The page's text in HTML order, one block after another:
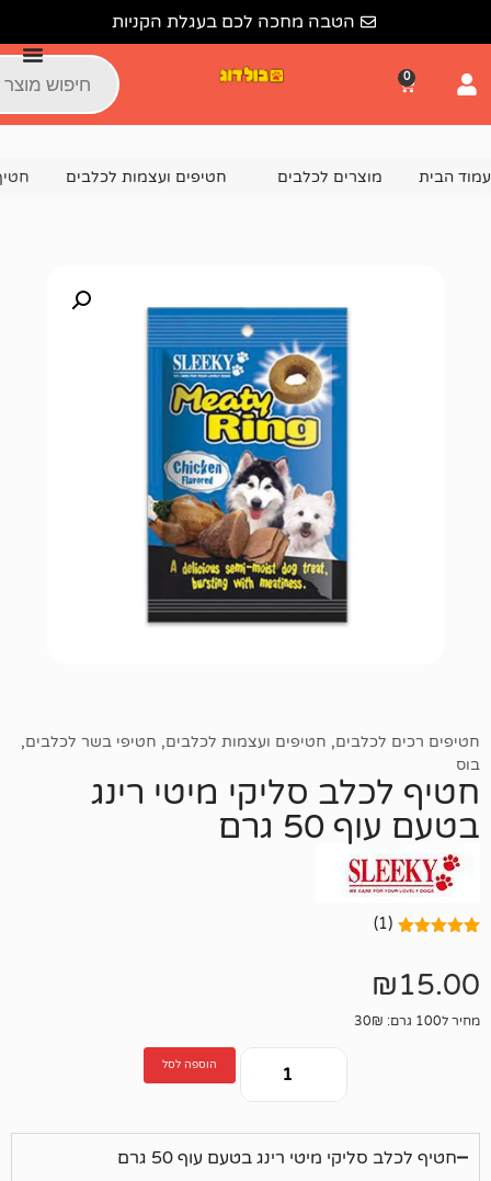
הטבה מחכה לכם בעגלת הקניות
לכלבים חטיפים ועצמות לכלבים חטיף לכלב סליקי מיטי
,חטיפים ועצמות לכלבים,חטיפי בשר לכלבים,
סליקי מיטי רינג
גרם
הוספה לסל
מיטי רינג בטעם עוף 50 גרם